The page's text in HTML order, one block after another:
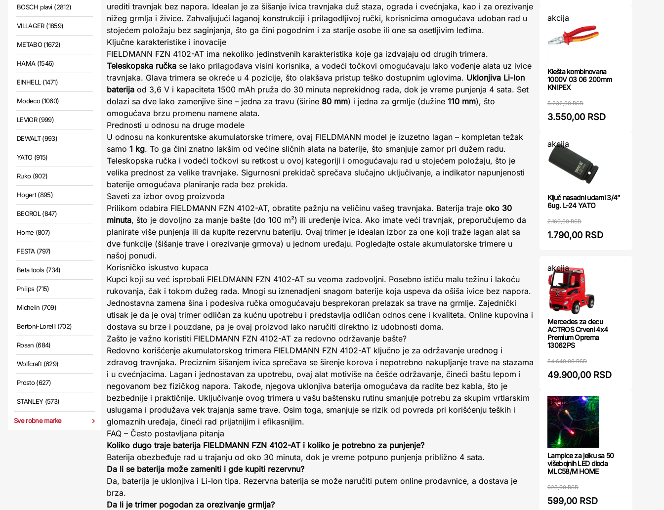
BOSCH plavi (2812)
VILLAGER (1859)
METABO (1672)
HAMA (1546)
EINHELL (1471)
Modeco (1060)
LEVIOR (999)
DEWALT (993)
YATO (915)
Ruko (902)
Hogert (895)
BEOROL (847)
Home (807)
FESTA (797)
Beta tools (734)
Philips (715)
Michelin (709)
Bertoni-Lorelli (702)
Rosan (684)
Wolfcraft (629)
Prosto (627)
STANLEY (573)
Sve robne marke
urediti travnjak bez napora. Idealan je za šišanje ivica travnjaka duž staza, ograda i cvećnjaka, kao i za orezivanje
nižeg grmlja i živice. Zahvaljujući laganoj konstrukciji i prilagodljivoj ručki, korisnicima omogućava udoban rad u
stojećem položaju bez saginjanja, što ga čini pogodnim i za starije osobe ili one sa osetljivim leđima.
Ključne karakteristike i inovacije
FIELDMANN FZN 4102-AT ima nekoliko jedinstvenih karakteristika koje ga izdvajaju od drugih trimera.
Teleskopska ručka se lako prilagođava visini korisnika, a vodeći točkovi omogućavaju lako vođenje alata uz ivice
travnjaka. Glava trimera se okreće u 4 pozicije, što olakšava pristup teško dostupnim uglovima. Uklonjiva Li-Ion
baterija od 3,6 V i kapaciteta 1500 mAh pruža do 30 minuta neprekidnog rada, dok je vreme punjenja 4 sata. Set
dolazi sa dve lako zamenjive šine – jedna za travu (širine 80 mm) i jedna za grmlje (dužine 110 mm), što
omogućava brzu promenu namene alata.
Prednosti u odnosu na druge modele
U odnosu na konkurentske akumulatorske trimere, ovaj FIELDMANN model je izuzetno lagan – kompletan težak
samo 1 kg. To ga čini znatno lakšim od većine sličnih alata na baterije, što smanjuje zamor pri dužem radu.
Teleskopska ručka i vodeći točkovi su retkost u ovoj kategoriji i omogućavaju rad u stojećem položaju, što je
velika prednost za velike travnjake. Sigurnosni prekidač sprečava slučajno uključivanje, a indikator napunjenosti
baterije omogućava planiranje rada bez prekida.
Saveti za izbor ovog proizvoda
Prilikom odabira FIELDMANN FZN 4102-AT, obratite pažnju na veličinu vašeg travnjaka. Baterija traje oko 30
minuta, što je dovoljno za manje bašte (do 100 m²) ili uređenje ivica. Ako imate veći travnjak, preporučujemo da
planirate više punjenja ili da kupite rezervnu bateriju. Ovaj trimer je idealan izbor za one koji traže lagan alat sa
dve funkcije (šišanje trave i orezivanje grmova) u jednom uređaju. Pogledajte ostale akumulatorske trimere u
našoj ponudi.
Korisničko iskustvo kupaca
Kupci koji su već isprobali FIELDMANN FZN 4102-AT su veoma zadovoljni. Posebno ističu malu težinu i lakoću
rukovanja, čak i tokom dužeg rada. Mnogi su iznenadjeni snagom baterije koja uspeva da ošiša ivice bez napora.
Jednostavna zamena šina i podesiva ručka omogućavaju besprekoran prelazak sa trave na grmlje. Zajednički
utisak je da je ovaj trimer odličan za kućnu upotrebu i predstavlja odličan odnos cene i kvaliteta. Online kupovina i
dostava su brze i pouzdane, pa je ovaj proizvod lako naručiti direktno iz udobnosti doma.
Zašto je važno koristiti FIELDMANN FZN 4102-AT za redovno održavanje bašte?
Redovno korišćenje akumulatorskog trimera FIELDMANN FZN 4102-AT ključno je za održavanje urednog i
zdravog travnjaka. Preciznim šišanjem ivica sprečava se širenje korova i nepotrebno nakupljanje trave na stazama
i u cvećnjacima. Lagan i jednostavan za upotrebu, ovaj alat motiviše na češće održavanje, čineći baštu lepom i
negovanom bez fizičkog napora. Takođe, njegova uklonjiva baterija omogućava da radite bez kabla, što je
bezbednije i praktičnije. Uključivanje ovog trimera u vašu baštensku rutinu smanjuje potrebu za skupim vrtlarskim
uslugama i produžava vek trajanja same trave. Osim toga, smanjuje se rizik od povreda pri korišćenju teških i
glomaznih uređaja, čineći rad prijatnijim i efikasnijim.
FAQ – Često postavljana pitanja
Koliko dugo traje baterija FIELDMANN FZN 4102-AT i koliko je potrebno za punjenje?
Baterija obezbeđuje rad u trajanju od oko 30 minuta, dok je vreme potpuno punjenja približno 4 sata.
Da li se baterija može zameniti i gde kupiti rezervnu?
Da, baterija je uklonjiva i Li-Ion tipa. Rezervna baterija se može naručiti putem online prodavnice, a dostava je
brza.
Da li je trimer pogodan za orezivanje grmlja?
akcija
Klešta kombinovana
1000V 03 06 200mm
KNIPEX
5.232,00 RSD
3.550,00 RSD
akcija
Ključ nasadni udarni 3/4”
6ug. L-24 YATO
2.160,00 RSD
1.790,00 RSD
akcija
Mercedes za decu
ACTROS Crveni 4x4
Premium Oprema
13062PS
64.640,00 RSD
49.900,00 RSD
akcija
Lampice za jelku sa 50
višebojnih LED dioda
MLC58/M HOME
923,00 RSD
599,00 RSD